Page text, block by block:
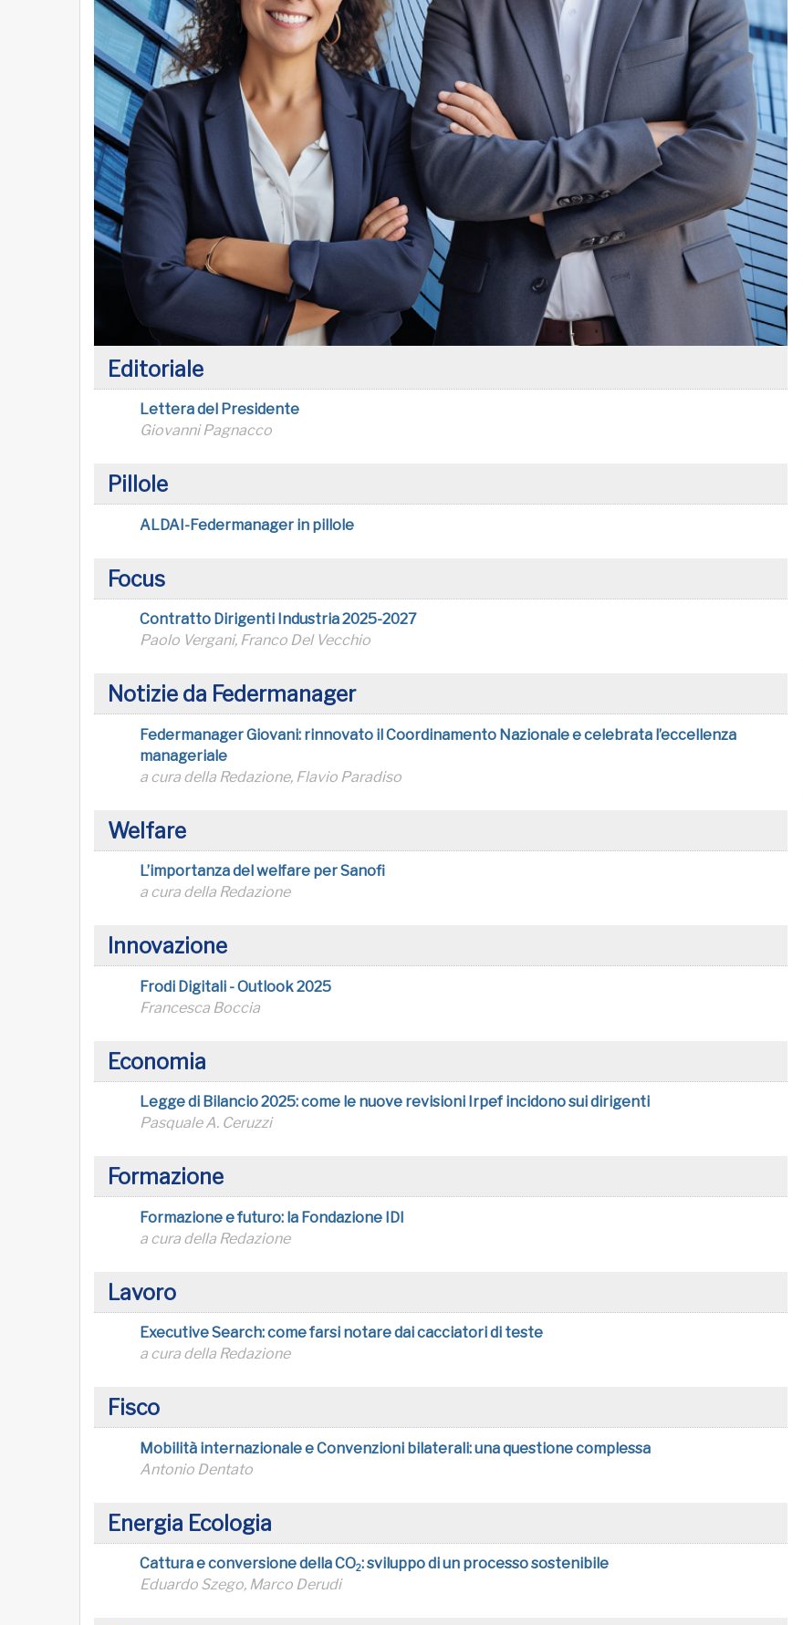
Editoriale
Lettera del Presidente
Giovanni Pagnacco
Pillole
ALDAI-Federmanager in pillole
Focus
Contratto Dirigenti Industria 2025-2027
Paolo Vergani, Franco Del Vecchio
Notizie da Federmanager
Federmanager Giovani: rinnovato il Coordinamento Nazionale e celebrata l’eccellenza
manageriale
a cura della Redazione, Flavio Paradiso
Welfare
L’importanza del welfare per Sanofi
a cura della Redazione
Innovazione
Frodi Digitali - Outlook 2025
Francesca Boccia
Economia
Legge di Bilancio 2025: come le nuove revisioni Irpef incidono sui dirigenti
Pasquale A. Ceruzzi
Formazione
Formazione e futuro: la Fondazione IDI
a cura della Redazione
Lavoro
Executive Search: come farsi notare dai cacciatori di teste
a cura della Redazione
Fisco
Mobilità internazionale e Convenzioni bilaterali: una questione complessa
Antonio Dentato
Energia Ecologia
Cattura e conversione della CO2: sviluppo di un processo sostenibile
Eduardo Szego, Marco Derudi